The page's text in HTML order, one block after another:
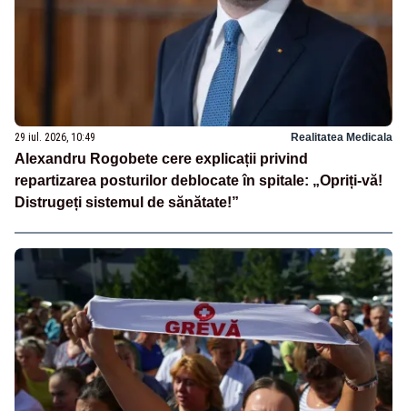
29 iul. 2026, 10:49 Realitatea Medicala
Alexandru Rogobete cere explicații privind
repartizarea posturilor deblocate în spitale: „Opriți-vă!
Distrugeți sistemul de sănătate!”